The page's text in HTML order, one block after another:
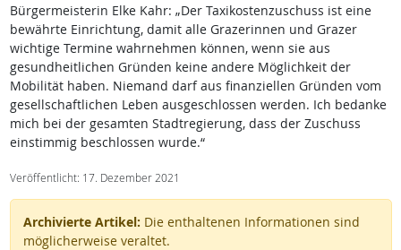
Bürgermeisterin Elke Kahr: „Der Taxikostenzuschuss ist eine
bewährte Einrichtung, damit alle Grazerinnen und Grazer
wichtige Termine wahrnehmen können, wenn sie aus
gesundheitlichen Gründen keine andere Möglichkeit der
Mobilität haben. Niemand darf aus finanziellen Gründen vom
gesellschaftlichen Leben ausgeschlossen werden. Ich bedanke
mich bei der gesamten Stadtregierung, dass der Zuschuss
einstimmig beschlossen wurde.“
Veröffentlicht: 17. Dezember 2021
Archivierte Artikel: Die enthaltenen Informationen sind
möglicherweise veraltet.